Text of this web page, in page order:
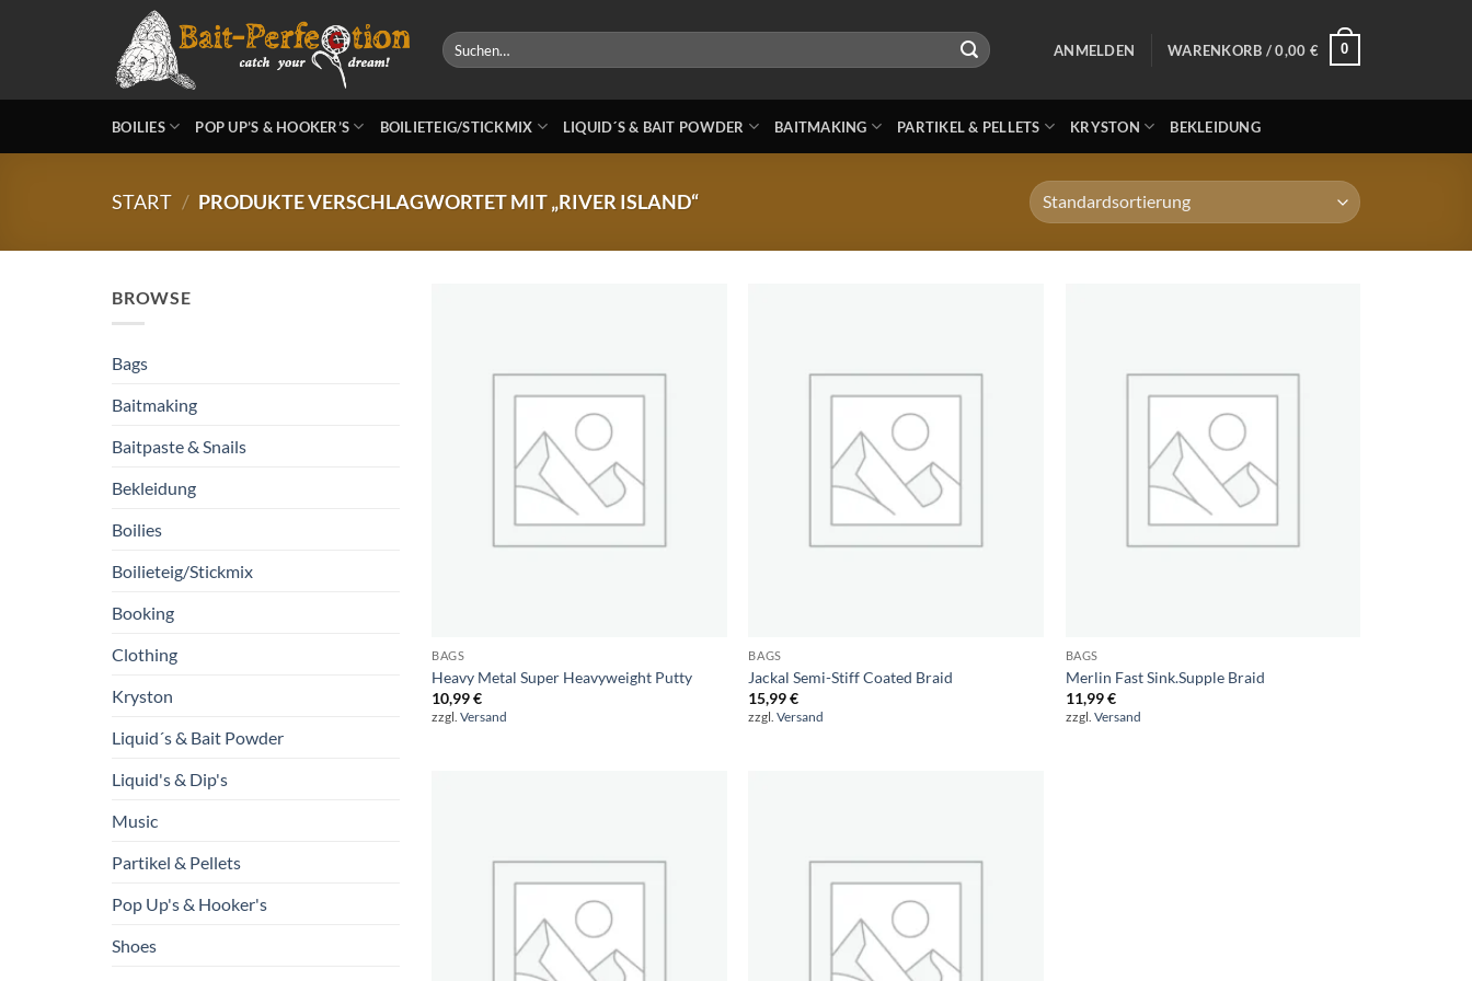
Suchen
nach:
ANMELDEN WARENKORB /0,00 € 0
BOILIES POP UP’S & HOOKER’S BOILIETEIG/STICKMIX LIQUID´S & BAIT POWDER BAITMAKING PARTIKEL & PELLETS KRYSTON BEKLEIDUNG
START / PRODUKTE VERSCHLAGWORTET MIT „RIVER ISLAND“
BROWSE
Bags
Baitmaking
Baitpaste & Snails
Bekleidung
Boilies
Boilieteig/Stickmix
Booking
Clothing
Kryston
Liquid´s & Bait Powder
Liquid's & Dip's
Music
Partikel & Pellets
Pop Up's & Hooker's
Shoes
BAGS
Heavy Metal Super Heavyweight Putty
10,99€
zzgl.Versand
BAGS
Jackal Semi-Stiff Coated Braid
15,99€
zzgl.Versand
BAGS
Merlin Fast Sink.Supple Braid
11,99€
zzgl. Versand